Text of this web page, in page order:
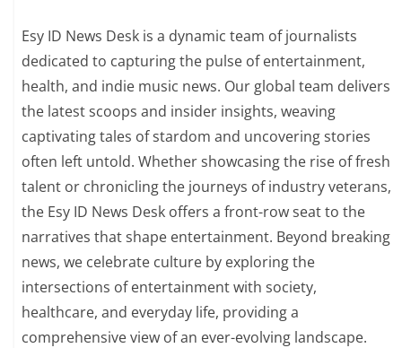
Esy ID News Desk is a dynamic team of journalists
dedicated to capturing the pulse of entertainment,
health, and indie music news. Our global team delivers
the latest scoops and insider insights, weaving
captivating tales of stardom and uncovering stories
often left untold. Whether showcasing the rise of fresh
talent or chronicling the journeys of industry veterans,
the Esy ID News Desk offers a front-row seat to the
narratives that shape entertainment. Beyond breaking
news, we celebrate culture by exploring the
intersections of entertainment with society,
healthcare, and everyday life, providing a
comprehensive view of an ever-evolving landscape.